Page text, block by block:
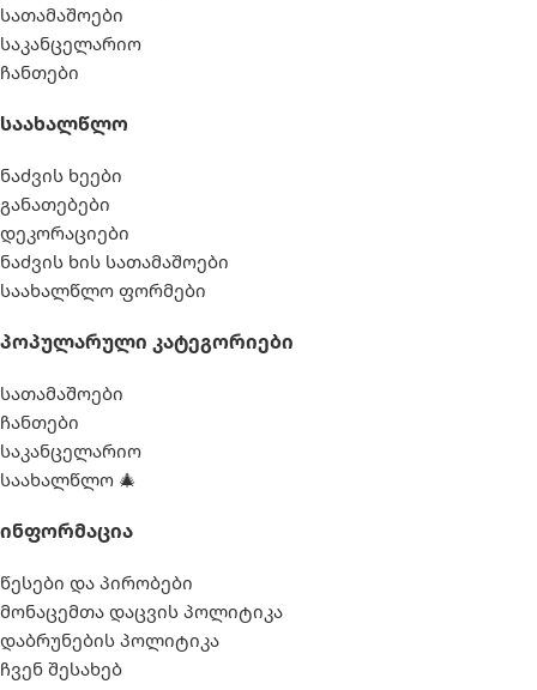
სათამაშოები
საკანცელარიო
ჩანთები
Საახალწლო
ნაძვის ხეები
განათებები
დეკორაციები
ნაძვის ხის სათამაშოები
საახალწლო ფორმები
Პოპულარული Კატეგორიები
სათამაშოები
ჩანთები
საკანცელარიო
საახალწლო 🎄
Ინფორმაცია
წესები და პირობები
მონაცემთა დაცვის პოლიტიკა
დაბრუნების პოლიტიკა
ჩვენ შესახებ